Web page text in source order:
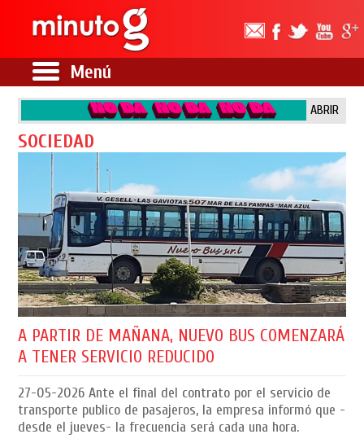
Menú
ABRIR
SOCIEDAD
A PARTIR DE MAÑANA, NUEVO BUS COMENZARÁ
A TENER SERVICIO REDUCIDO
27-05-2026 Ante el final del contrato por el servicio de
transporte publico de pasajeros, la empresa informó que -
desde el jueves- la frecuencia será cada una hora.